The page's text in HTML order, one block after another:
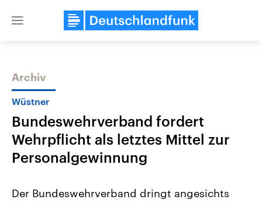
Close
Themen
Archiv
Wüstner
Bundeswehrverband fordert
Wehrpflicht als letztes Mittel zur
Personalgewinnung
Der Bundeswehrverband dringt angesichts